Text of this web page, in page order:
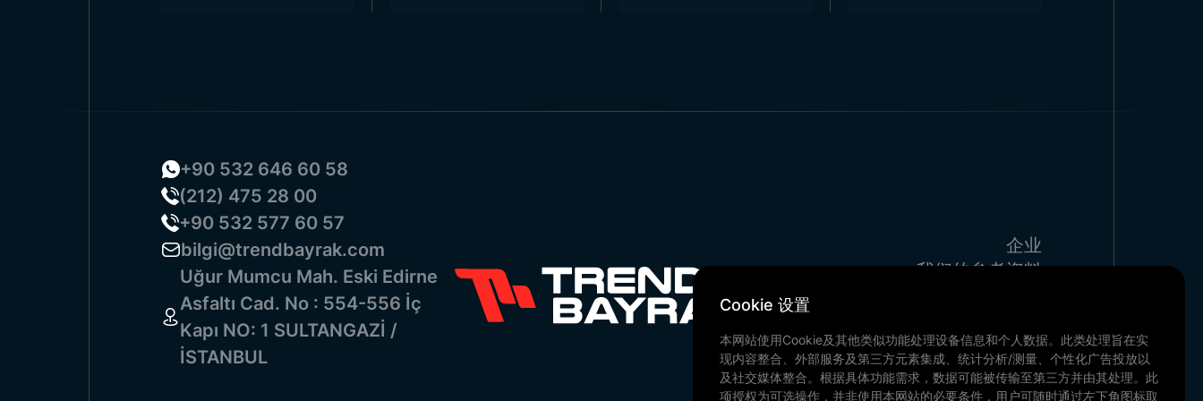
+90 532 646 60 58
(212) 475 28 00
+90 532 577 60 57
bilgi@trendbayrak.com
Uğur Mumcu Mah. Eski Edirne
Asfaltı Cad. No : 554-556 İç
Kapı NO: 1 SULTANGAZİ /
İSTANBUL
企业
我们的参考资料
我们的文件
Cookie 设置
本网站使用Cookie及其他类似功能处理设备信息和个人数据。此类处理旨在实
现内容整合、外部服务及第三方元素集成、统计分析/测量、个性化广告投放以
及社交媒体整合。根据具体功能需求，数据可能被传输至第三方并由其处理。此
项授权为可选操作，并非使用本网站的必要条件，用户可随时通过左下角图标取